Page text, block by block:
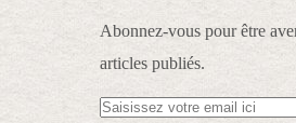
Abonnez-vous pour être
articles publiés.